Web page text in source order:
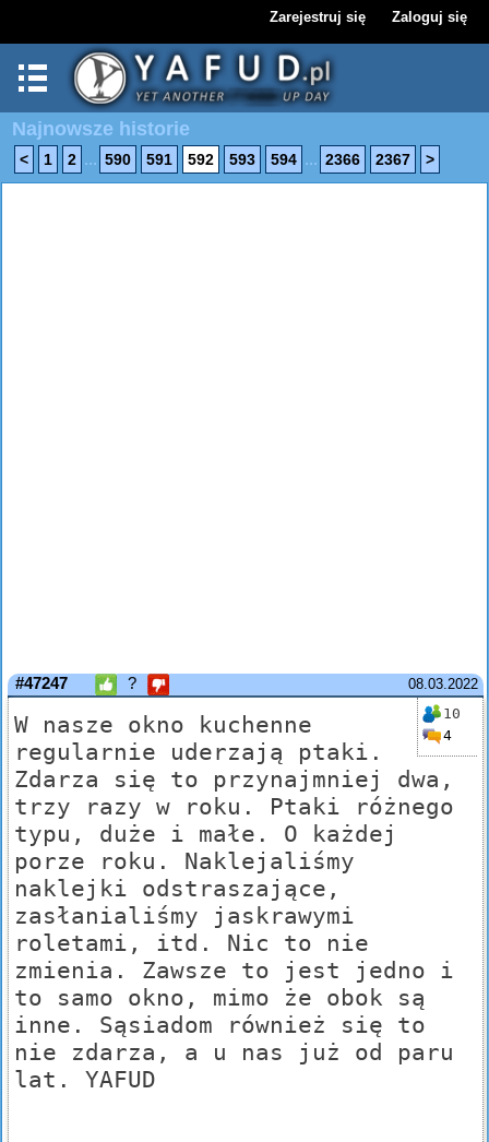
Zarejestruj się Zaloguj się
Najnowsze historie
< 1 2 ... 590 591 592 593 594 ... 2366 2367 >
08.03.2022
#47247 ?
10
4
W nasze okno kuchenne
regularnie uderzają ptaki.
Zdarza się to przynajmniej dwa,
trzy razy w roku. Ptaki różnego
typu, duże i małe. O każdej
porze roku. Naklejaliśmy
naklejki odstraszające,
zasłanialiśmy jaskrawymi
roletami, itd. Nic to nie
zmienia. Zawsze to jest jedno i
to samo okno, mimo że obok są
inne. Sąsiadom również się to
nie zdarza, a u nas już od paru
lat. YAFUD